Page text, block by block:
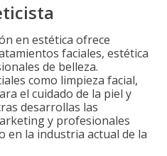
en estética ofrece
faciales, estética
de belleza.
como limpieza facial,
el cuidado de la piel y
desarrollas las
y profesionales
en la industria actual de la